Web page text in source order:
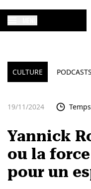
CULTURE PODCASTS
19/11/2024
Yannick
ou la
pour un